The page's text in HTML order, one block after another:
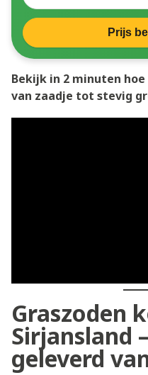
Prijs
Bekijk in 2 minuten
van zaadje tot stevig
Graszoden
Sirjansland
geleverd